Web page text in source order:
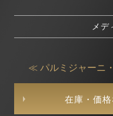
メデ
≪ パルミジャーニ
在庫・価